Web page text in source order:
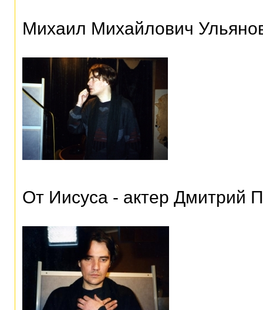
Михаил Михайлович
От Иисуса - актер Дмитрий